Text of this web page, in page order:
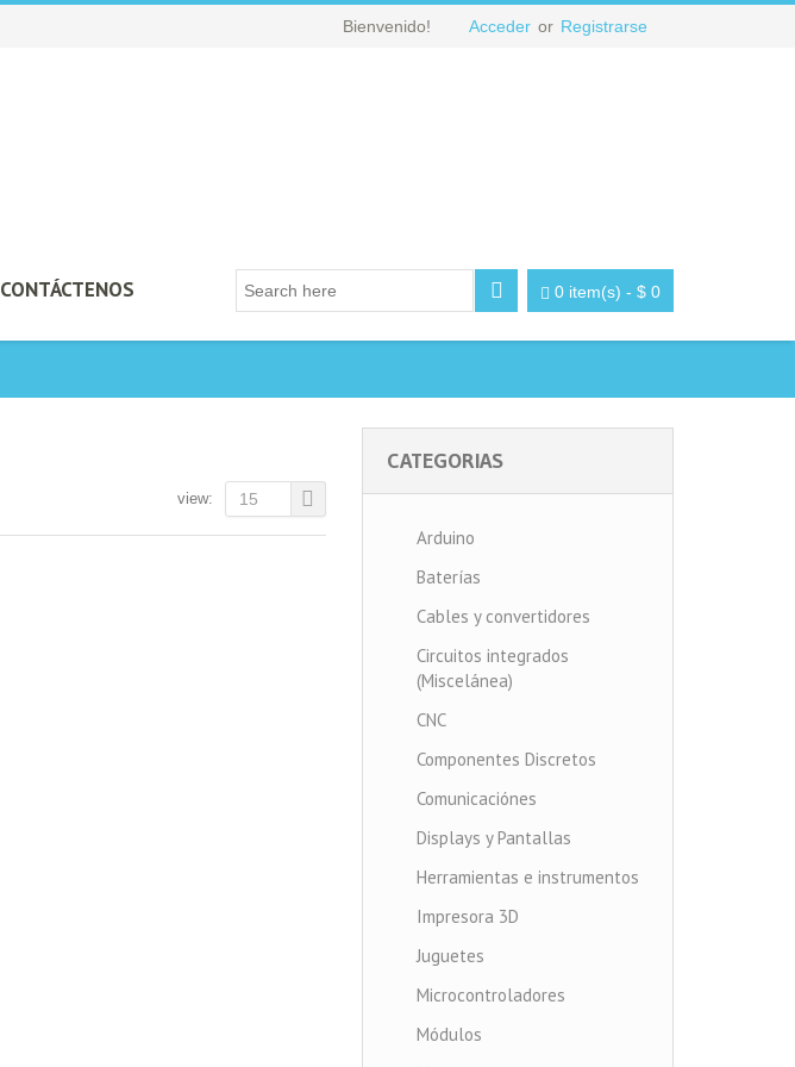
Bienvenido! Acceder or Registrarse
CONTÁCTENOS 0 item(s) - $ 0
view: 15
CATEGORIAS
Arduino
Baterías
Cables y convertidores
Circuitos integrados
(Miscelánea)
CNC
Componentes Discretos
Comunicaciónes
Displays y Pantallas
Herramientas e instrumentos
Impresora 3D
Juguetes
Microcontroladores
Módulos